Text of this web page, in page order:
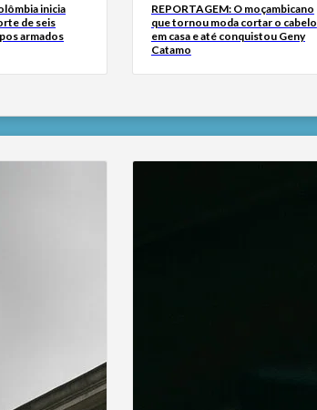
inicia
de seis
armados
REPORTAGEM: O moçambicano
que tornou moda cortar o cabelo
em casa e até conquistou Geny
Catamo